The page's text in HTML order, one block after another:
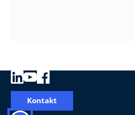
Kontakt